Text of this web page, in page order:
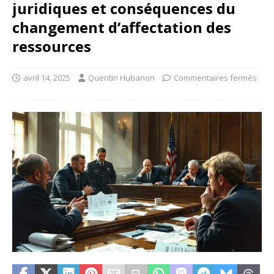
juridiques et conséquences du
changement d’affectation des
ressources
avril 14, 2025 Quentin Hubanon Commentaires fermés